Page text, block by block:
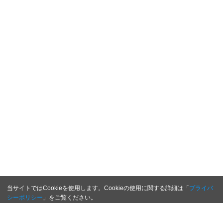
当サイトではCookieを使用します。Cookieの使用に関する詳細は「プライバ
シーポリシー 」をご覧ください。